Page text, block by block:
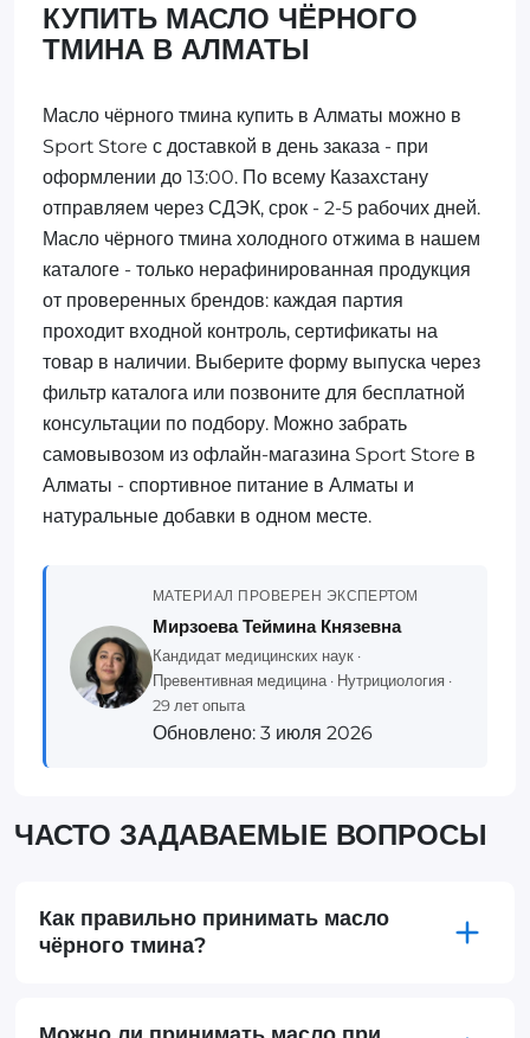
КУПИТЬ МАСЛО ЧЁРНОГО
ТМИНА В АЛМАТЫ
Масло чёрного тмина купить в Алматы можно в
Sport Store с доставкой в день заказа - при
оформлении до 13:00. По всему Казахстану
отправляем через СДЭК, срок - 2-5 рабочих дней.
Масло чёрного тмина холодного отжима в нашем
каталоге - только нерафинированная продукция
от проверенных брендов: каждая партия
проходит входной контроль, сертификаты на
товар в наличии. Выберите форму выпуска через
фильтр каталога или позвоните для бесплатной
консультации по подбору. Можно забрать
самовывозом из офлайн-магазина Sport Store в
Алматы - спортивное питание в Алматы и
натуральные добавки в одном месте.
МАТЕРИАЛ ПРОВЕРЕН ЭКСПЕРТОМ
Мирзоева Теймина Князевна
Кандидат медицинских наук ·
Превентивная медицина · Нутрициология ·
29 лет опыта
Обновлено: 3 июля 2026
ЧАСТО ЗАДАВАЕМЫЕ ВОПРОСЫ
Как правильно принимать масло
чёрного тмина?